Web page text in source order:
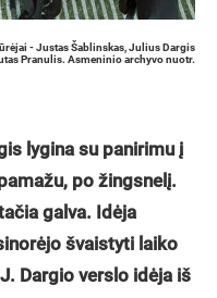
- Justas Šablinskas, Julius Dargis
Pranulis. Asmeninio archyvo nuotr.
lygina su panirimu į
po žingsnelį.
galva. Idėja
švaistyti laiko
Dargio verslo idėja iš